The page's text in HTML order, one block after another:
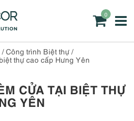
0
/Công trình Biệt thự /
thự cao cấp Hưng Yên
CỬA TẠI BIỆT THỰ
YÊN